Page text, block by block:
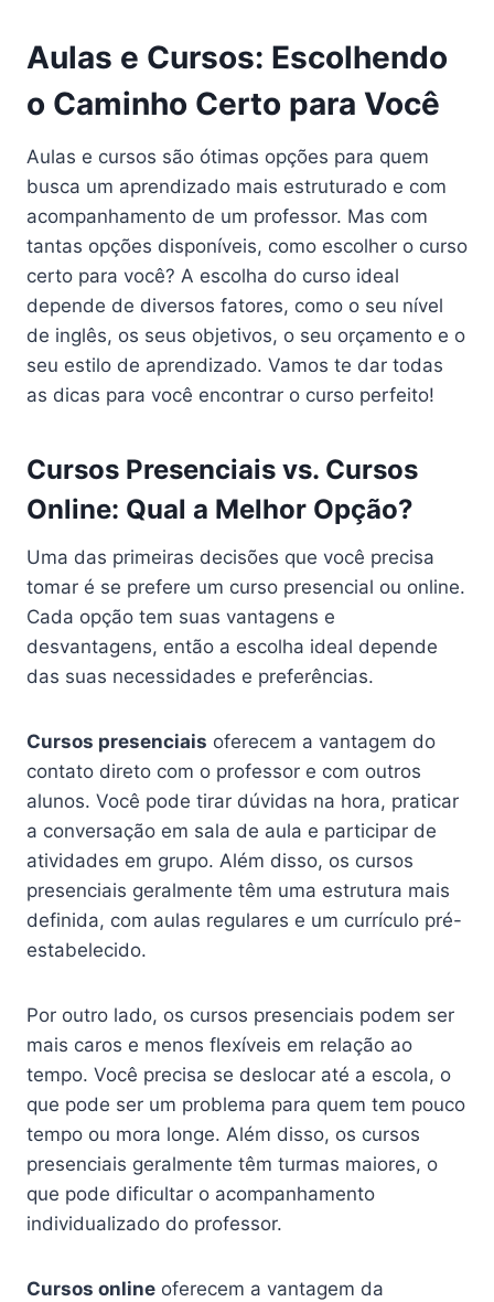
Aulas e Cursos: Escolhendo
o Caminho Certo para Você
Aulas e cursos são ótimas opções para quem
busca um aprendizado mais estruturado e com
acompanhamento de um professor. Mas com
tantas opções disponíveis, como escolher o curso
certo para você? A escolha do curso ideal
depende de diversos fatores, como o seu nível
de inglês, os seus objetivos, o seu orçamento e o
seu estilo de aprendizado. Vamos te dar todas
as dicas para você encontrar o curso perfeito!
Cursos Presenciais vs. Cursos
Online: Qual a Melhor Opção?
Uma das primeiras decisões que você precisa
tomar é se prefere um curso presencial ou online.
Cada opção tem suas vantagens e
desvantagens, então a escolha ideal depende
das suas necessidades e preferências.
Cursos presenciais oferecem a vantagem do
contato direto com o professor e com outros
alunos. Você pode tirar dúvidas na hora, praticar
a conversação em sala de aula e participar de
atividades em grupo. Além disso, os cursos
presenciais geralmente têm uma estrutura mais
definida, com aulas regulares e um currículo pré-
estabelecido.
Por outro lado, os cursos presenciais podem ser
mais caros e menos flexíveis em relação ao
tempo. Você precisa se deslocar até a escola, o
que pode ser um problema para quem tem pouco
tempo ou mora longe. Além disso, os cursos
presenciais geralmente têm turmas maiores, o
que pode dificultar o acompanhamento
individualizado do professor.
Cursos online oferecem a vantagem da